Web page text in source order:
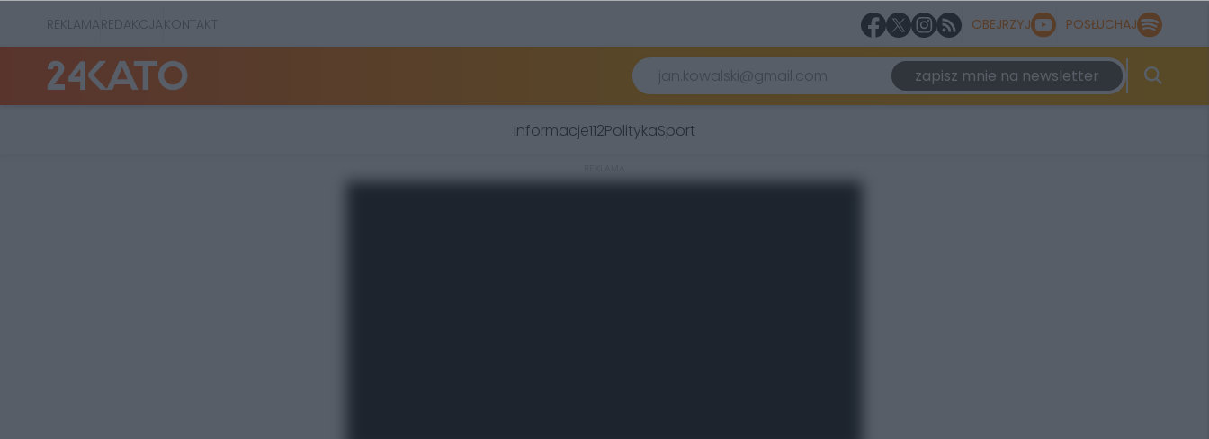
REKLAMAREDAKCJAKONTAKT OBEJRZYJ POSŁUCHAJ
zapisz mnie na newsletter
Informacje112PolitykaSport